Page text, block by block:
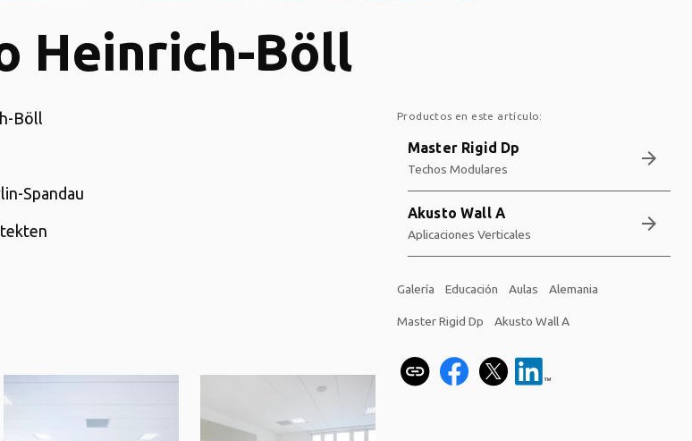
Heinrich-Böll
Böll
Spandau
Productos en este artículo:
Master Rigid Dp
Techos Modulares arrow_forward
Akusto Wall A
Aplicaciones Verticales arrow_forward
Galería Educación Aulas Alemania
Master Rigid Dp Akusto Wall A